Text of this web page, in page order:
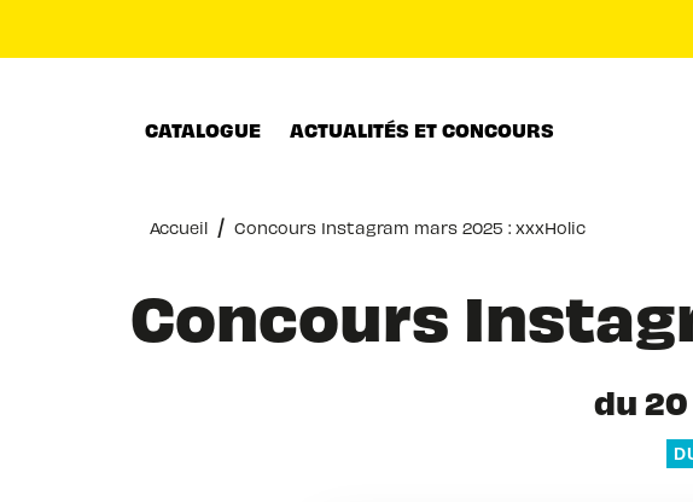
CATALOGUE ACTUALITÉS ET CONCOURS
Accueil / Concours Instagram mars 2025 : xxxHolic
Concours
du